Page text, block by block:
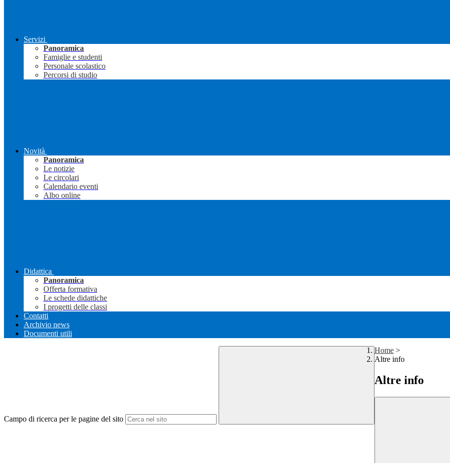
Servizi
Panoramica
Famiglie e studenti
Personale scolastico
Percorsi di studio
Novità
Panoramica
Le notizie
Le circolari
Calendario eventi
Albo online
Didattica
Panoramica
Offerta formativa
Le schede didattiche
I progetti delle classi
Contatti
Archivio news
Documenti utili
Campo di ricerca per le pagine del sito
Home >
Altre info
Altre info